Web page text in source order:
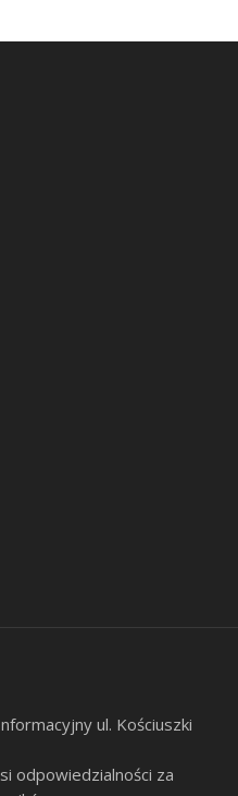
ul. Kościuszki
odpowiedzialności za